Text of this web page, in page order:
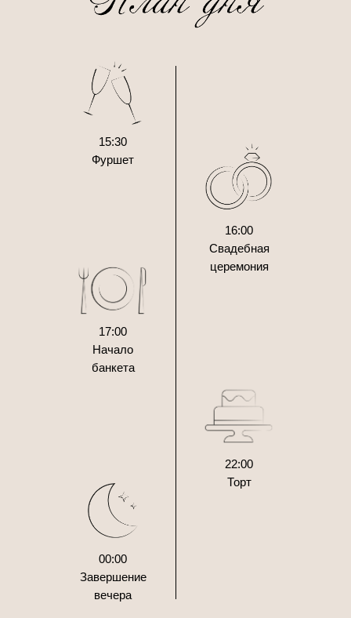
15:30
Фуршет
16:00
Свадебная
церемония
17:00
Начало
банкета
22:00
Торт
00:00
Завершение
вечера